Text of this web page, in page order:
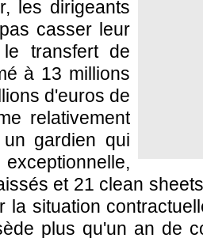
les dirigeants
casser leur
transfert de
à 13 millions
d'euros de
relativement
gardien qui
et 21 clean
la situation
plus qu'un an de